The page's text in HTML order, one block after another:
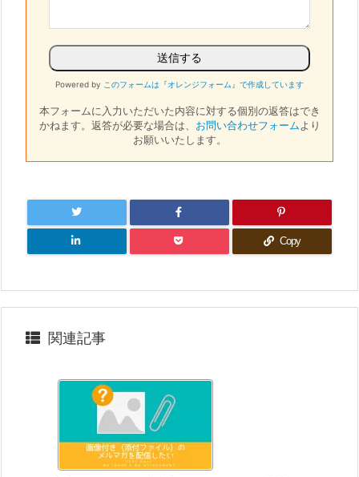
Powered by このフォームは『オレンジフォーム』で作成しています
本フォームに入力いただいた内容に対する個別の返答はでき
かねます。 返答が必要な場合は、 お問い合わせフォームより
お願いいたします。
Copy
関連記事